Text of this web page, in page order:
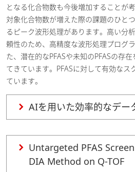
となる化合物数も今後増加することが考
対象化合物数が増えた際の課題のひと
るピーク波形処理があります。高い分
頼性のため、高精度な波形処理プログ
た、潜在的なPFASや未知のPFASの存
てきています。PFASに対して有効な
ています。
AIを用いた効率的なデー
Untargeted PFAS
DIA Method on Q-TOF